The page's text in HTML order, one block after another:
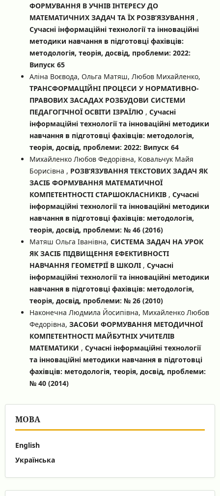
ФОРМУВАННЯ В УЧНІВ ІНТЕРЕСУ ДО
МАТЕМАТИЧНИХ ЗАДАЧ ТА ЇХ РОЗВ’ЯЗУВАННЯ ,
Сучасні інформаційні технології та інноваційні
методики навчання в підготовці фахівців:
методологія, теорія, досвід, проблеми: 2022:
Випуск 65
Аліна Воєвода, Ольга Матяш, Любов Михайленко,
ТРАНСФОРМАЦІЙНІ ПРОЦЕСИ У НОРМАТИВНО-
ПРАВОВИХ ЗАСАДАХ РОЗБУДОВИ СИСТЕМИ
ПЕДАГОГІЧНОЇ ОСВІТИ ІЗРАЇЛЮ , Сучасні
інформаційні технології та інноваційні методики
навчання в підготовці фахівців: методологія,
теорія, досвід, проблеми: 2022: Випуск 64
Михайленко Любов Федорівна, Ковальчук Майя
Борисівна , РОЗВ‘ЯЗУВАННЯ ТЕКСТОВИХ ЗАДАЧ ЯК
ЗАСІБ ФОРМУВАННЯ МАТЕМАТИЧНОЇ
КОМПЕТЕНТНОСТІ СТАРШОКЛАСНИКІВ , Сучасні
інформаційні технології та інноваційні методики
навчання в підготовці фахівців: методологія,
теорія, досвід, проблеми: № 46 (2016)
Матяш Ольга Іванівна, СИСТЕМА ЗАДАЧ НА УРОК
ЯК ЗАСІБ ПІДВИЩЕННЯ ЕФЕКТИВНОСТІ
НАВЧАННЯ ГЕОМЕТРІЇ В ШКОЛІ , Сучасні
інформаційні технології та інноваційні методики
навчання в підготовці фахівців: методологія,
теорія, досвід, проблеми: № 26 (2010)
Наконечна Людмила Йосипівна, Михайленко Любов
Федорівна, ЗАСОБИ ФОРМУВАННЯ МЕТОДИЧНОЇ
КОМПЕТЕНТНОСТІ МАЙБУТНІХ УЧИТЕЛІВ
МАТЕМАТИКИ , Сучасні інформаційні технології
та інноваційні методики навчання в підготовці
фахівців: методологія, теорія, досвід, проблеми:
№ 40 (2014)
МОВА
English
Українська